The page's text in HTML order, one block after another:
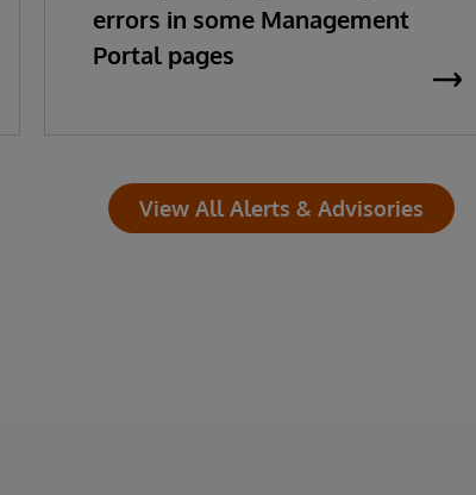
errors in some Management
Portal pages
View All Alerts & Advisories